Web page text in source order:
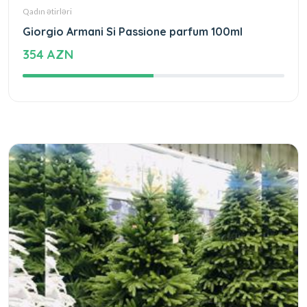
Qadın ətirləri
Giorgio Armani Si Passione parfum 100ml
354 AZN